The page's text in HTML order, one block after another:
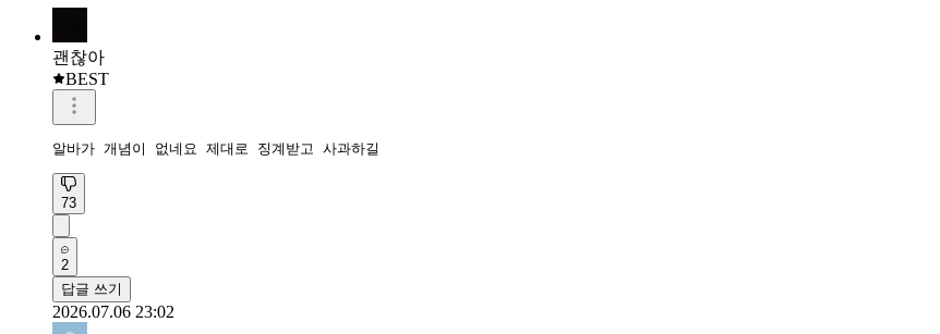
괜찮아
BEST
알바가 개념이 없네요 제대로 징계받고 사과하길
73
2
답글 쓰기
2026.07.06 23:02